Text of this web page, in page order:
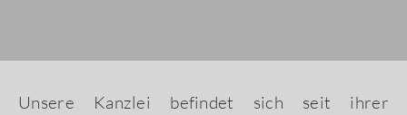
Unsere Kanzlei befindet sich seit ihrer